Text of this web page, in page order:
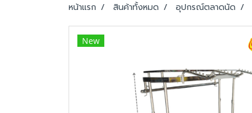
หน้าแรก สินค้าทั้งหมด อุปกรณ์ตลาดนัด
New